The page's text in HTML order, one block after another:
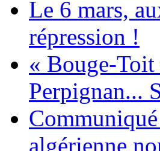
Le 6 mars,
répression !
« Bouge-Toit
Perpignan...
algérienne